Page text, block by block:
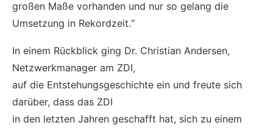
großen Maße vorhanden und nur so gelang die
Umsetzung in Rekordzeit.“
In einem Rückblick ging Dr. Christian Andersen,
Netzwerkmanager am ZDI,
auf die Entstehungsgeschichte ein und freute sich
darüber, dass das ZDI
in den letzten Jahren geschafft hat, sich zu einem